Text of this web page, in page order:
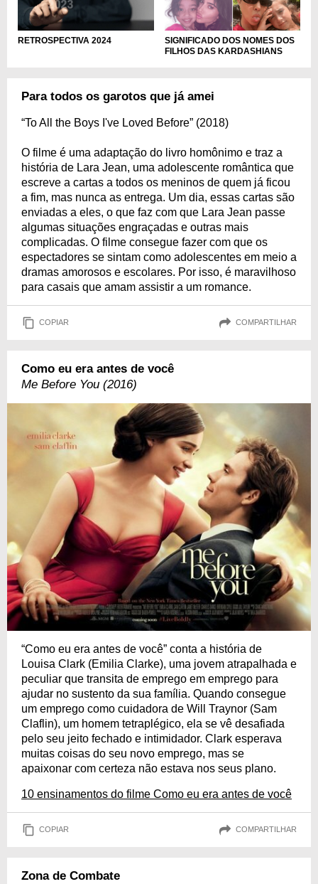
RETROSPECTIVA 2024
SIGNIFICADO DOS NOMES DOS
FILHOS DAS KARDASHIANS
Para todos os garotos que já amei
“To All the Boys I've Loved Before” (2018)
O filme é uma adaptação do livro homônimo e traz a
história de Lara Jean, uma adolescente romântica que
escreve a cartas a todos os meninos de quem já ficou
a fim, mas nunca as entrega. Um dia, essas cartas são
enviadas a eles, o que faz com que Lara Jean passe
algumas situações engraçadas e outras mais
complicadas. O filme consegue fazer com que os
espectadores se sintam como adolescentes em meio a
dramas amorosos e escolares. Por isso, é maravilhoso
para casais que amam assistir a um romance.
COPIAR COMPARTILHAR
Como eu era antes de você
Me Before You (2016)
“Como eu era antes de você” conta a história de
Louisa Clark (Emilia Clarke), uma jovem atrapalhada e
peculiar que transita de emprego em emprego para
ajudar no sustento da sua família. Quando consegue
um emprego como cuidadora de Will Traynor (Sam
Claflin), um homem tetraplégico, ela se vê desafiada
pelo seu jeito fechado e intimidador. Clark esperava
muitas coisas do seu novo emprego, mas se
apaixonar com certeza não estava nos seus plano.
10 ensinamentos do filme Como eu era antes de você
COPIAR COMPARTILHAR
Zona de Combate